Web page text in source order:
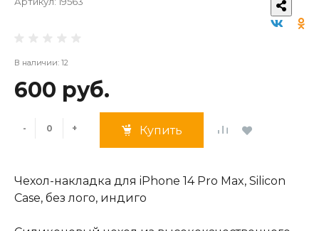
В наличии: 12
600 руб.
- + Купить
Чехол-накладка для iPhone 14 Pro Max, Silicon
Case, без лого, индиго